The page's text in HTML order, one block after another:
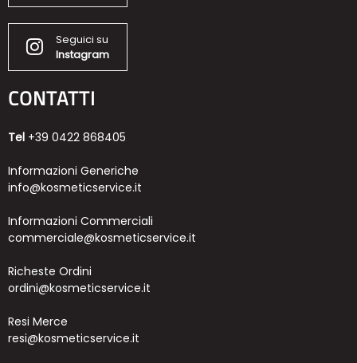
Seguici su
Instagram
CONTATTI
Tel +39 0422 868405
Informazioni Generiche
info@kosmeticservice.it
Informazioni Commerciali
commerciale@kosmeticservice.it
Richeste Ordini
ordini@kosmeticservice.it
Resi Merce
resi@kosmeticservice.it